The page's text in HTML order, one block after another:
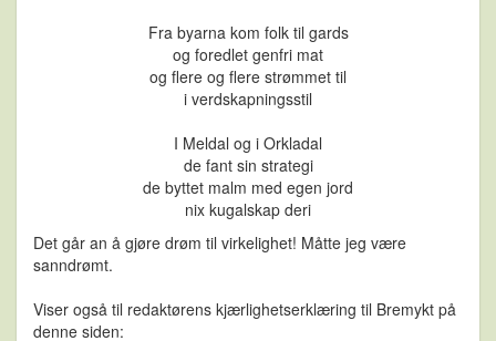
Fra byarna kom folk til gards
og foredlet genfri mat
og flere og flere strømmet til
i verdskapningsstil
I Meldal og i Orkladal
de fant sin strategi
de byttet malm med egen jord
nix kugalskap deri
Det går an å gjøre drøm til virkelighet! Måtte jeg være
sanndrømt.
Viser også til redaktørens kjærlighetserklæring til Bremykt på
denne siden: